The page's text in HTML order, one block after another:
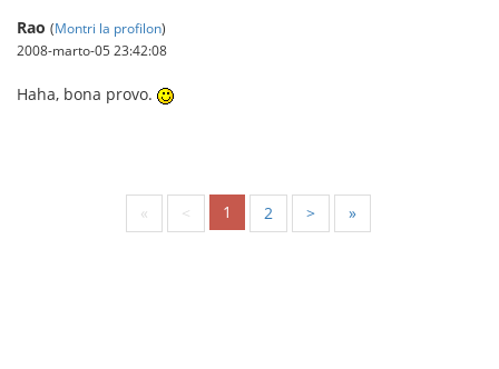
Rao (Montri la profilon)
2008-marto-05 23:42:08
Haha, bona provo.
« < 1 2 > »